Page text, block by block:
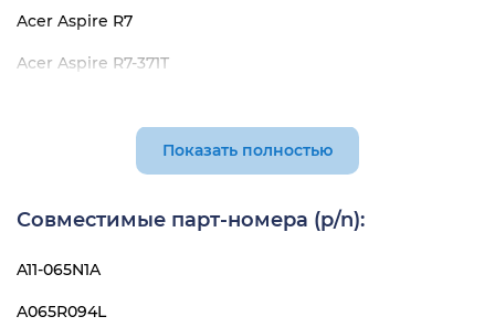
Acer Aspire R7
Acer Aspire R7-371T
Acer Aspire Switch 12
Acer Aspire V3-331
Acer Aspire V3-371
Показать полностью
Совместимые парт-номера (p/n):
A11-065N1A
A065R094L